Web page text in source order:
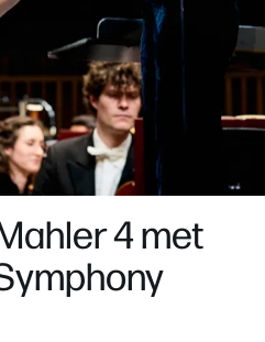
4 met